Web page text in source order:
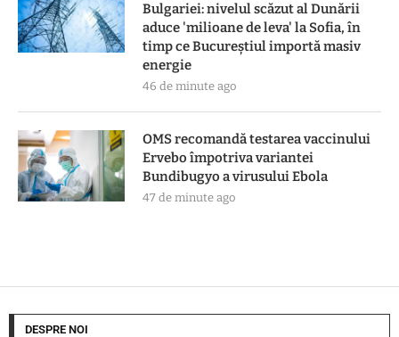
Bulgariei: nivelul scăzut al Dunării
aduce 'milioane de leva' la Sofia, în
timp ce Bucureștiul importă masiv
energie
46 de minute ago
OMS recomandă testarea vaccinului
Ervebo împotriva variantei
Bundibugyo a virusului Ebola
47 de minute ago
DESPRE NOI